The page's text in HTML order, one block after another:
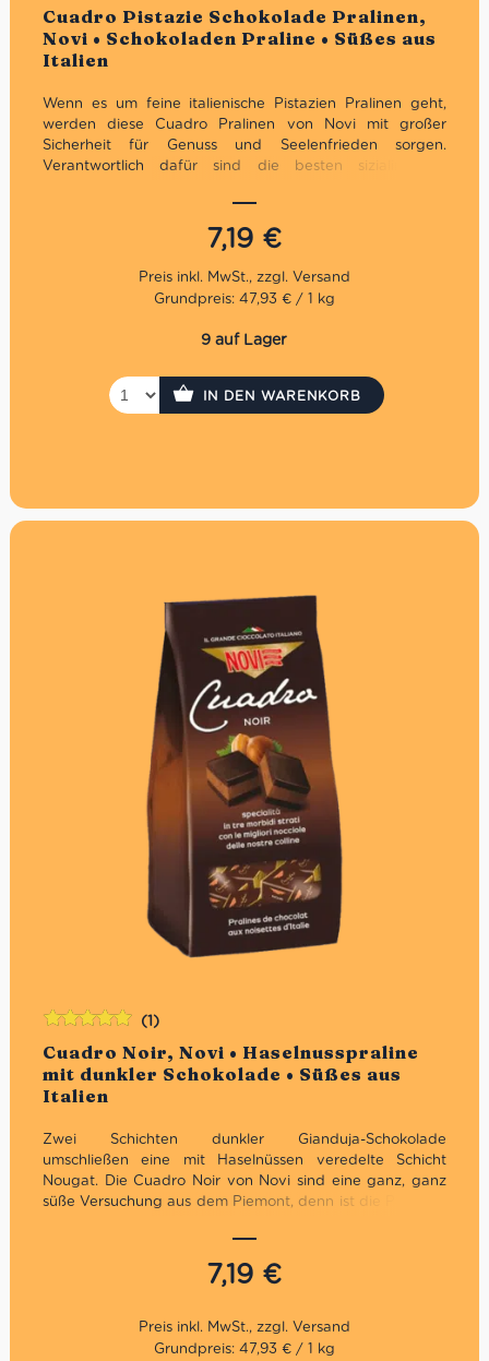
Cuadro Pistazie Schokolade Pralinen,
Novi • Schokoladen Praline • Süßes aus
Italien
Bewertet
Wenn es um feine italienische Pistazien Pralinen geht,
werden diese Cuadro Pralinen von Novi mit großer
Sicherheit für Genuss und Seelenfrieden sorgen.
Verantwortlich dafür sind die besten sizialinischen
und einer Schicht zarter Sahne gehalten werden.
7,19 €
Grundpreis: 47,93 € / 1 kg
9 auf Lager
IN DEN WARENKORB
Cuadro Noir, Novi • Haselnusspraline
mit dunkler Schokolade • Süßes aus
Italien
(1)
Zwei Schichten dunkler Gianduja-Schokolade
umschließen eine mit Haselnüssen veredelte Schicht
Nougat. Die Cuadro Noir von Novi sind eine ganz, ganz
süße Versuchung aus dem Piemont, denn ist die Packung
Kombination aus dunkler Schokolade, Nougat und feinen
Haselnüssen, die uns so sūchtig macht. Probiere sie
7,19 €
Bewertet
mit5.00von
5
Grundpreis: 47,93 € / 1 kg